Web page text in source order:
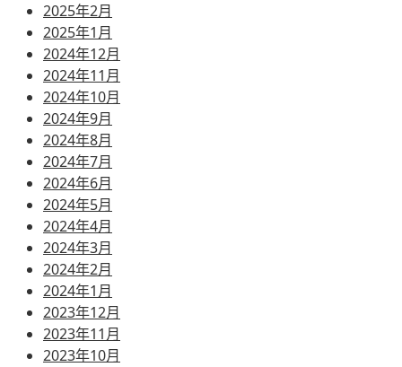
2025年2月
2025年1月
2024年12月
2024年11月
2024年10月
2024年9月
2024年8月
2024年7月
2024年6月
2024年5月
2024年4月
2024年3月
2024年2月
2024年1月
2023年12月
2023年11月
2023年10月